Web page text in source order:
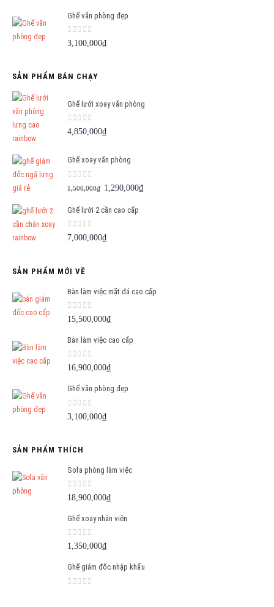
Ghế văn phòng đẹp
0 out of 5
3,100,000₫
SẢN PHẨM BÁN CHẠY
Ghế lưới xoay văn phòng
0 out of 5
4,850,000₫
Ghế xoay văn phòng
0 out of 5
1,500,000₫ Giá
là:
1,290,000₫Giá
Ghế lưới 2 cần cao cấp
0 out of 5
7,000,000₫
SẢN PHẨM MỚI VỀ
Bàn làm việc mặt đá cao cấp
0 out of 5
15,500,000₫
Bàn làm việc cao cấp
0out of 5
16,900,000₫
Ghế văn phòng đẹp
0 out of 5
3,100,000₫
SẢN PHẨM THÍCH
Sofa phòng làm việc
0out of 5
18,900,000₫
Ghế xoay nhân viên
0 out of 5
1,350,000₫
Ghế giám đốc nhập khẩu